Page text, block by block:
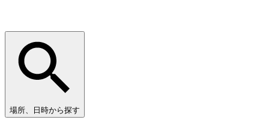
場所、日時から探す